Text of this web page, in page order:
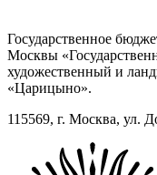
Государственное
Москвы
художественный и
«Царицыно».
115569, г. Москва, ул.